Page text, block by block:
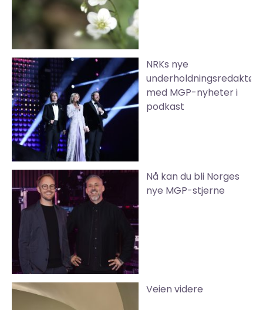
NRKs nye
underholdningsredaktør
med MGP-nyheter i
podkast
Nå kan du bli Norges
nye MGP-stjerne
Veien videre